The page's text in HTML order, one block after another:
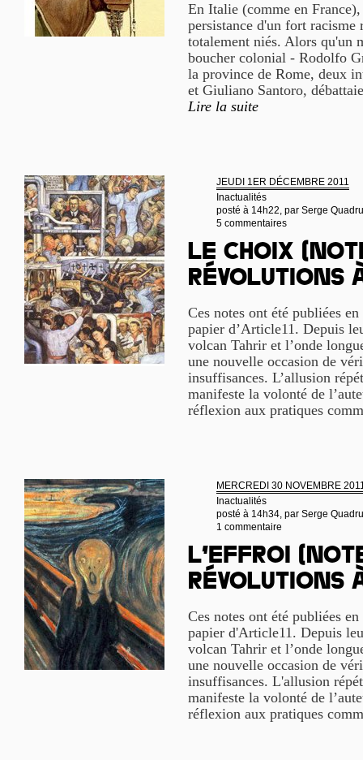
En Italie (comme en
persistance d'un fort racisme
totalement niés. Alors qu'un
boucher colonial - Rodolfo
la province de Rome, deux
et Giuliano Santoro,
Lire la suite
JEUDI 1ER DÉCEMBRE 2011
Inactualités
posté à 14h22, par Serge
5 commentaires
Le Choix
révolutions
Ces notes ont été publiées
papier d’Article11. Depuis
volcan Tahrir et l’onde
une nouvelle occasion de
insuffisances. L’allusion
manifeste la volonté de
réflexion aux pratiques
MERCREDI 30 NOVEMBRE
Inactualités
posté à 14h34, par Serge
1 commentaire
L’effroi
révolutions
Ces notes ont été publiées
papier d'Article11. Depuis
volcan Tahrir et l’onde
une nouvelle occasion de
insuffisances. L'allusion
manifeste la volonté de
réflexion aux pratiques